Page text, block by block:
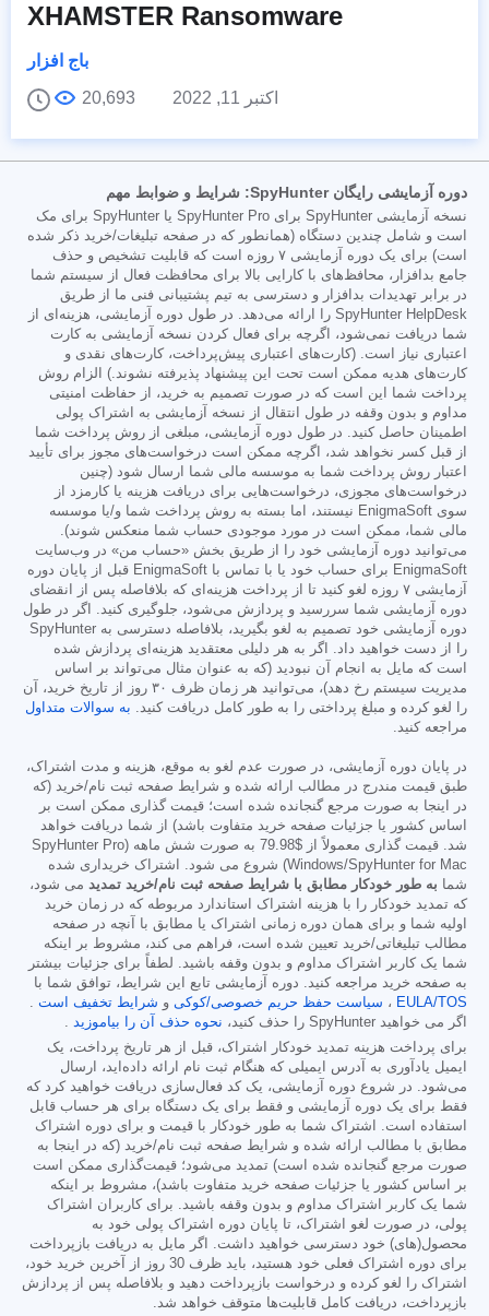
XHAMSTER Ransomware
باج افزار
اکتبر 11, 2022
20,693
دوره آزمایشی رایگان SpyHunter: شرایط و ضوابط مهم
نسخه آزمایشی SpyHunter برای SpyHunter Pro یا SpyHunter برای مک
است و شامل چندین دستگاه (همانطور که در صفحه تبلیغات/خرید ذکر شده
است) برای یک دوره آزمایشی ۷ روزه است که قابلیت تشخیص و حذف
جامع بدافزار، محافظ‌های با کارایی بالا برای محافظت فعال از سیستم شما
در برابر تهدیدات بدافزار و دسترسی به تیم پشتیبانی فنی ما از طریق
SpyHunter HelpDesk را ارائه می‌دهد. در طول دوره آزمایشی، هزینه‌ای از
شما دریافت نمی‌شود، اگرچه برای فعال کردن نسخه آزمایشی به کارت
اعتباری نیاز است. (کارت‌های اعتباری پیش‌پرداخت، کارت‌های نقدی و
کارت‌های هدیه ممکن است تحت این پیشنهاد پذیرفته نشوند.) الزام روش
پرداخت شما این است که در صورت تصمیم به خرید، از حفاظت امنیتی
مداوم و بدون وقفه در طول انتقال از نسخه آزمایشی به اشتراک پولی
اطمینان حاصل کنید. در طول دوره آزمایشی، مبلغی از روش پرداخت شما
از قبل کسر نخواهد شد، اگرچه ممکن است درخواست‌های مجوز برای تأیید
اعتبار روش پرداخت شما به موسسه مالی شما ارسال شود (چنین
درخواست‌های مجوزی، درخواست‌هایی برای دریافت هزینه یا کارمزد از
سوی EnigmaSoft نیستند، اما بسته به روش پرداخت شما و/یا موسسه
مالی شما، ممکن است در مورد موجودی حساب شما منعکس شوند).
می‌توانید دوره آزمایشی خود را از طریق بخش «حساب من» در وب‌سایت
EnigmaSoft برای حساب خود یا با تماس با EnigmaSoft قبل از پایان دوره
آزمایشی ۷ روزه لغو کنید تا از پرداخت هزینه‌ای که بلافاصله پس از انقضای
دوره آزمایشی شما سررسید و پردازش می‌شود، جلوگیری کنید. اگر در طول
دوره آزمایشی خود تصمیم به لغو بگیرید، بلافاصله دسترسی به SpyHunter
را از دست خواهید داد. اگر به هر دلیلی معتقدید هزینه‌ای پردازش شده
است که مایل به انجام آن نبودید (که به عنوان مثال می‌تواند بر اساس
مدیریت سیستم رخ دهد)، می‌توانید هر زمان ظرف ۳۰ روز از تاریخ خرید، آن
را لغو کرده و مبلغ پرداختی را به طور کامل دریافت کنید. به سوالات متداول
مراجعه کنید.
در پایان دوره آزمایشی، در صورت عدم لغو به موقع، هزینه و مدت اشتراک،
طبق قیمت مندرج در مطالب ارائه شده و شرایط صفحه ثبت نام/خرید (که
در اینجا به صورت مرجع گنجانده شده است؛ قیمت گذاری ممکن است بر
اساس کشور یا جزئیات صفحه خرید متفاوت باشد) از شما دریافت خواهد
شد. قیمت گذاری معمولاً از $79.98
به صورت شش ماهه (SpyHunter Pro
Windows/SpyHunter for Mac) شروع می شود. اشتراک خریداری شده
شما به طور خودکار مطابق با شرایط صفحه ثبت نام/خرید تمدید می شود،
که تمدید خودکار را با هزینه اشتراک استاندارد مربوطه که در زمان خرید
اولیه شما و برای همان دوره زمانی اشتراک یا مطابق با آنچه در صفحه
مطالب تبلیغاتی/خرید تعیین شده است، فراهم می کند، مشروط بر اینکه
شما یک کاربر اشتراک مداوم و بدون وقفه باشید. لطفاً برای جزئیات بیشتر
به صفحه خرید مراجعه کنید. دوره آزمایشی تابع این شرایط، توافق شما با
EULA/TOS ، سیاست حفظ حریم خصوصی/کوکی و شرایط تخفیف است .
اگر می خواهید SpyHunter را حذف کنید،
نحوه حذف آن را بیاموزید .
برای پرداخت هزینه تمدید خودکار اشتراک، قبل از هر تاریخ پرداخت، یک
ایمیل یادآوری به آدرس ایمیلی که هنگام ثبت نام ارائه داده‌اید، ارسال
می‌شود. در شروع دوره آزمایشی، یک کد فعال‌سازی دریافت خواهید کرد که
فقط برای یک دوره آزمایشی و فقط برای یک دستگاه برای هر حساب قابل
استفاده است. اشتراک شما به طور خودکار با قیمت و برای دوره اشتراک
مطابق با مطالب ارائه شده و شرایط صفحه ثبت نام/خرید (که در اینجا به
صورت مرجع گنجانده شده است) تمدید می‌شود؛ قیمت‌گذاری ممکن است
بر اساس کشور یا جزئیات صفحه خرید متفاوت باشد)، مشروط بر اینکه
شما یک کاربر اشتراک مداوم و بدون وقفه باشید. برای کاربران اشتراک
پولی، در صورت لغو اشتراک، تا پایان دوره اشتراک پولی خود به
محصول(های) خود دسترسی خواهید داشت. اگر مایل به دریافت بازپرداخت
برای دوره اشتراک فعلی خود هستید، باید ظرف 30 روز از آخرین خرید خود،
اشتراک را لغو کرده و درخواست بازپرداخت دهید و بلافاصله پس از پردازش
بازپرداخت، دریافت کامل قابلیت‌ها متوقف خواهد شد.